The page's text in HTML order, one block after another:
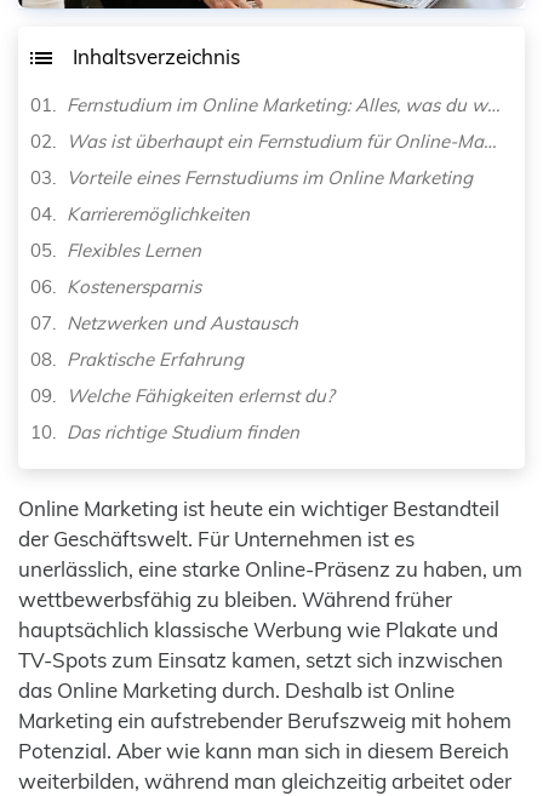
Inhaltsverzeichnis
Fernstudium im Online Marketing: Alles, was du wissen musst!
Was ist überhaupt ein Fernstudium für Online-Marketing
Vorteile eines Fernstudiums im Online Marketing
Karrieremöglichkeiten
Flexibles Lernen
Kostenersparnis
Netzwerken und Austausch
Praktische Erfahrung
Welche Fähigkeiten erlernst du?
Das richtige Studium finden
Fazit
Online Marketing ist heute ein wichtiger Bestandteil
der Geschäftswelt. Für Unternehmen ist es
unerlässlich, eine starke Online-Präsenz zu haben, um
wettbewerbsfähig zu bleiben. Während früher
hauptsächlich klassische Werbung wie Plakate und
TV-Spots zum Einsatz kamen, setzt sich inzwischen
das Online Marketing durch. Deshalb ist Online
Marketing ein aufstrebender Berufszweig mit hohem
Potenzial. Aber wie kann man sich in diesem Bereich
weiterbilden, während man gleichzeitig arbeitet oder